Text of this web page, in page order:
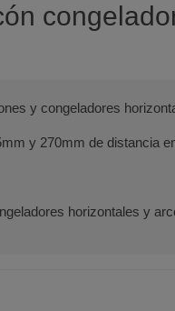
y congeladores
y 270mm de distancia
horizontales y